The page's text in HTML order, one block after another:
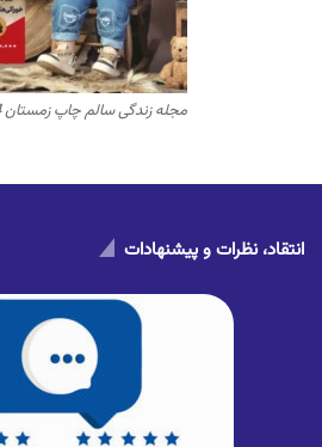
مجله زندگی سالم چاپ زمستان 1404
انتقاد، نظرات و پیشنهادات